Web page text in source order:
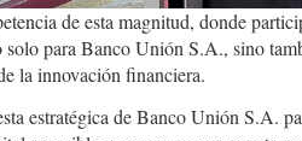
de esta magnitud, donde
para Banco Unión S.A., sino
la innovación financiera.
estratégica de Banco Unión S.A.